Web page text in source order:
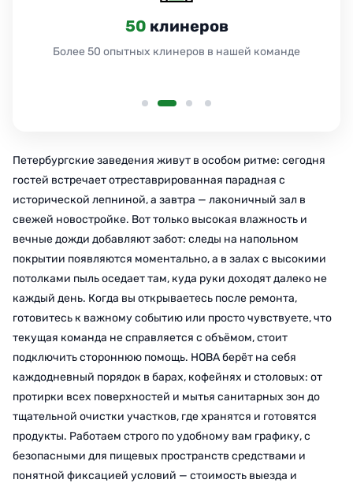
50 клинеров
Более 50 опытных клинеров в нашей команде
Петербургские заведения живут в особом ритме: сегодня
гостей встречает отреставрированная парадная с
исторической лепниной, а завтра — лаконичный зал в
свежей новостройке. Вот только высокая влажность и
вечные дожди добавляют забот: следы на напольном
покрытии появляются моментально, а в залах с высокими
потолками пыль оседает там, куда руки доходят далеко не
каждый день. Когда вы открываетесь после ремонта,
готовитесь к важному событию или просто чувствуете, что
текущая команда не справляется с объёмом, стоит
подключить стороннюю помощь. НОВА берёт на себя
каждодневный порядок в барах, кофейнях и столовых: от
протирки всех поверхностей и мытья санитарных зон до
тщательной очистки участков, где хранятся и готовятся
продукты. Работаем строго по удобному вам графику, с
безопасными для пищевых пространств средствами и
понятной фиксацией условий — стоимость выезда и